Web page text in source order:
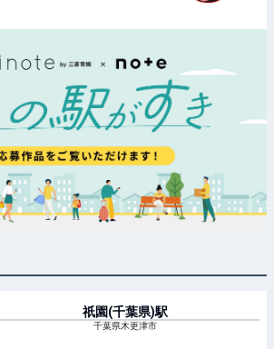
祇園(千葉県)駅
千葉県木更津市